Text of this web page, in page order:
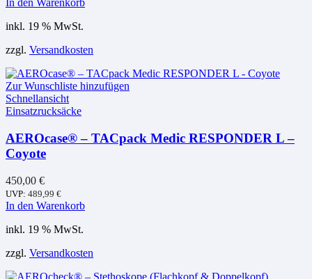
In den Warenkorb
inkl. 19 % MwSt.
zzgl. Versandkosten
Zur Wunschliste hinzufügen
Schnellansicht
Einsatzrucksäcke
AEROcase® – TACpack Medic RESPONDER L –
Coyote
450,00 €
UVP: 489,99 €
In den Warenkorb
inkl. 19 % MwSt.
zzgl. Versandkosten